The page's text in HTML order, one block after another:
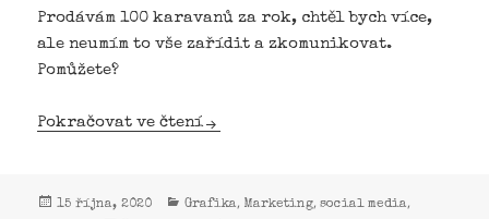
Prodávám 100 karavanů za rok, chtěl bych více,
ale neumím to vše zařídit a zkomunikovat.
Pomůžete?
Pokračovat ve čtení
15 října, 2020 Grafika, Marketing,social media,